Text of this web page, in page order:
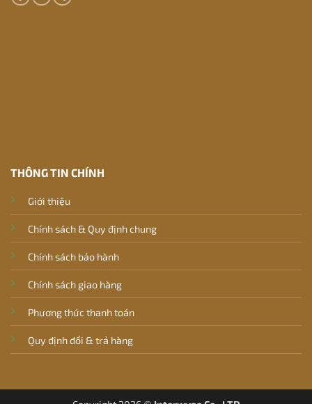
THÔNG TIN CHÍNH
Giới thiệu
Chính sách & Quy định chung
Chính sách bảo hành
Chính sách giao hàng
Phương thức thanh toán
Quy định đổi & trả hàng